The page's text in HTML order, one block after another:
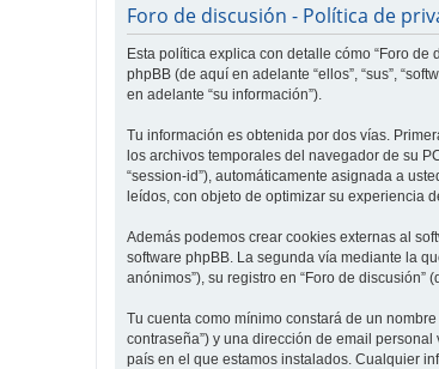
Foro de discusión - Política de
Esta política explica con detalle cómo “Foro de
phpBB (de aquí en adelante “ellos”, “sus”,
en adelante “su información”).
Tu información es obtenida por dos vías.
los archivos temporales del navegador de su
“session-id”), automáticamente asignada a
leídos, con objeto de optimizar su experiencia
Además podemos crear cookies externas al
software phpBB. La segunda vía mediante la
anónimos”), su registro en “Foro de
Tu cuenta como mínimo constará de un
contraseña”) y una dirección de email
país en el que estamos instalados. Cualquier